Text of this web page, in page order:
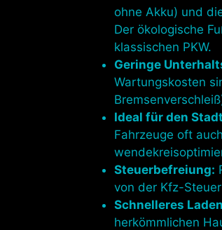
ohne Akku) und
Der ökologische
klassischen PKW.
Geringe
Wartungskosten
Ideal für den
Fahrzeuge oft
Steuerbefreiung:
von der Kfz-
Schnelleres
herkömmlichen